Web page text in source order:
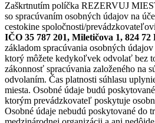
Zaškrtnutím políčka REZERVUJ
so spracúvaním osobných údajov na
cestokine spoločnosti/
IČO 35 787 201, Miletičova 1, 824 72
základom spracúvania osobných
ktorý môžete kedykoľvek odvolať bez
zákonnosť spracúvania založeného na
odvolaním. Čas platnosti súhlasu
miesta. Osobné údaje budú
ktorým prevádzkovateľ poskytuje
Osobné údaje nebudú poskytované do